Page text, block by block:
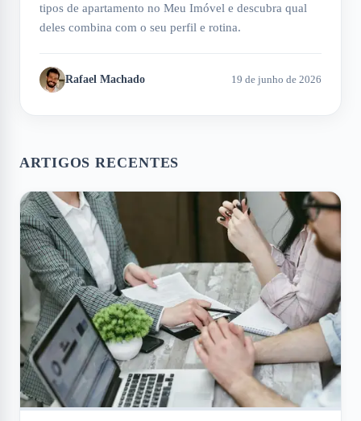
tipos de apartamento no Meu Imóvel e descubra qual
deles combina com o seu perfil e rotina.
Rafael Machado 19 de junho de 2026
ARTIGOS RECENTES